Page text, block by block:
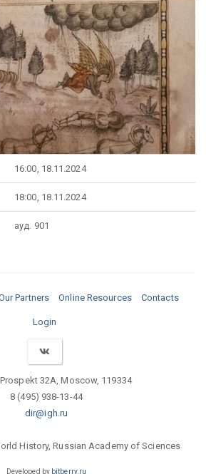
16:00, 18.11.2024
18:00, 18.11.2024
ауд. 901
Partners Online Resources Contacts
Login
32A, Moscow, 119334
8 (495) 938-13-44
dir@igh.ru
History, Russian Academy of Sciences
Developed by bitberry.ru